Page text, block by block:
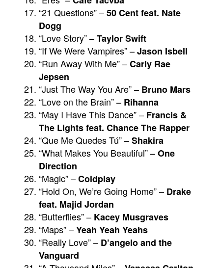
“21 Questions” –50 Cent feat. Nate
Dogg
“Love Story” –Taylor Swift
“If We Were Vampires” –Jason Isbell
“Run Away With Me” –Carly Rae
Jepsen
“Just The Way You Are” – Bruno Mars
“Love on the Brain” – Rihanna
“May I Have This Dance” – Francis &
The Lights feat. Chance The Rapper
“Que Me Quedes Tú” –Shakira
“What Makes You Beautiful” –One
Direction
“Magic” –Coldplay
“Hold On, We’re Going Home” – Drake
feat. Majid Jordan
“Butterflies” – Kacey Musgraves
“Maps” –Yeah Yeah Yeahs
“Really Love” – D’angelo and the
Vanguard